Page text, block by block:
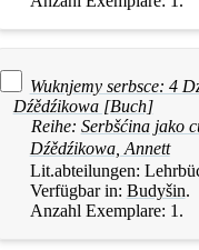
Wuknjemy serbsce: 4
Dźědźikowa [Buch]
Reihe: Serbšćina jako
Dźědźikowa, Annett
Lit.abteilungen:
Verfügbar in: Budyšin.
Anzahl Exemplare: 1.